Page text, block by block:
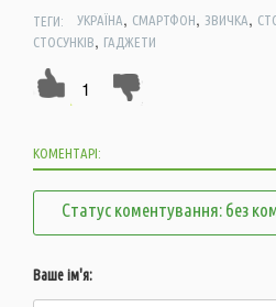
ТЕГИ: УКРАЇНА, СМАРТФОН, ЗВИЧКА,
СТОСУНКІВ, ГАДЖЕТИ
1
КОМЕНТАРІ:
Статус коментування: без
Ваше ім'я: